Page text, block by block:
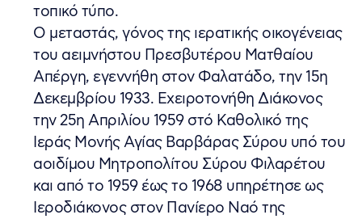
τοπικό τύπο.
Ο μεταστάς, γόνος της ιερατικής οικογένειας
του αειμνήστου Πρεσβυτέρου Ματθαίου
Απέργη, εγεννήθη στον Φαλατάδο, την 15η
Δεκεμβρίου 1933. Εχειροτονήθη Διάκονος
την 25η Απριλίου 1959 στό Καθολικό της
Ιεράς Μονής Αγίας Βαρβάρας Σύρου υπό του
αοιδίμου Μητροπολίτου Σύρου Φιλαρέτου
και από το 1959 έως το 1968 υπηρέτησε ως
Ιεροδιάκονος στον Πανίερο Ναό της